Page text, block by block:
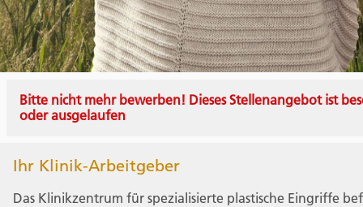
Bitte nicht mehr bewerben! Dieses Stellenangebot ist
oder ausgelaufen
Ihr Klinik-Arbeitgeber
Das Klinikzentrum für spezialisierte plastische Eingriffe